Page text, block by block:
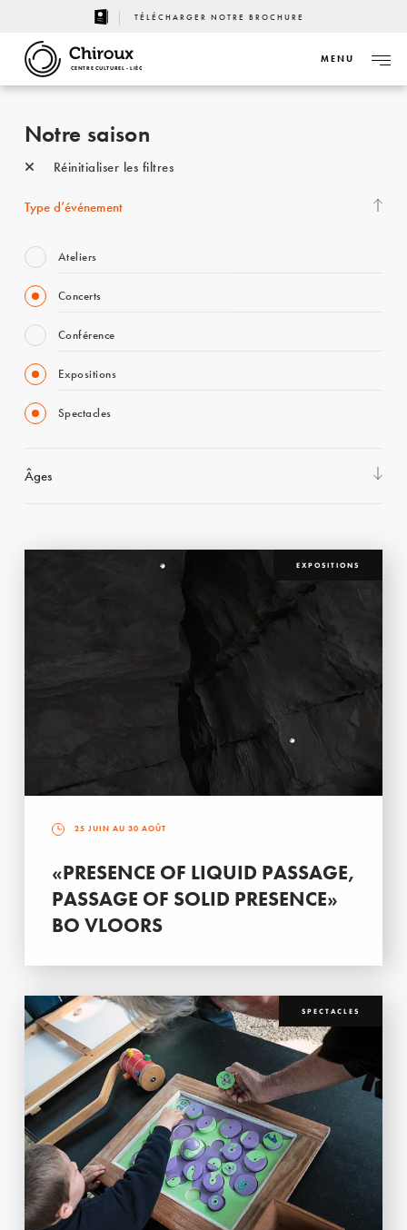
TÉLÉCHARGER NOTRE BROCHURE
CENTRE CULTUREL - LIÈGE
MENU
Notre saison
Réinitialiser les filtres
Type d’événement
Ateliers
Concerts
Conférence
Expositions
Spectacles
Âges
EXPOSITIONS
25 JUIN AU 30 AOÛT
«PRESENCE OF LIQUID PASSAGE,
PASSAGE OF SOLID PRESENCE»
BO VLOORS
SPECTACLES